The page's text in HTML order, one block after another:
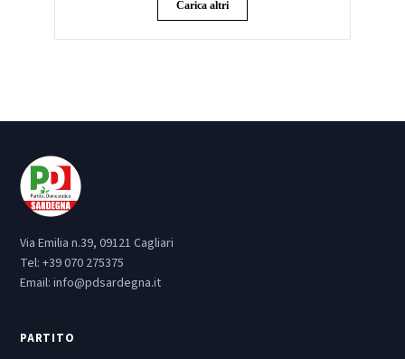
Carica altri
Via Emilia n.39, 09121 Cagliari
Tel: +39 070 275375
Email: info@pdsardegna.it
PARTITO